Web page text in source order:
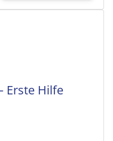
Erste Hilfe